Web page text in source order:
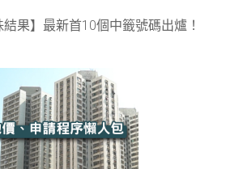
結果】最新首10個中籤號碼出爐！